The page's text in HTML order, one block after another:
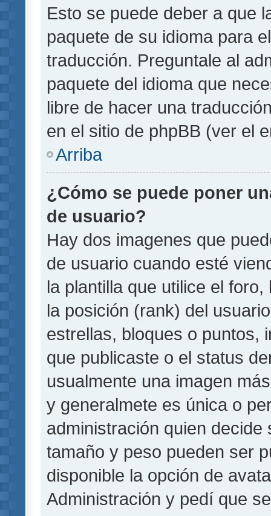
Esto se puede deber a que
paquete de su idioma para
traducción. Preguntale al
paquete del idioma que
libre de hacer una
en el sitio de phpBB (ver el
Arriba
¿Cómo se puede poner
de usuario?
Hay dos imagenes que
de usuario cuando esté
la plantilla que utilice el
la posición (rank) del
estrellas, bloques o puntos,
que publicaste o el status
usualmente una imagen
y generalmete es única o
administración quien
tamaño y peso pueden ser
disponible la opción de
Administración y pedí que